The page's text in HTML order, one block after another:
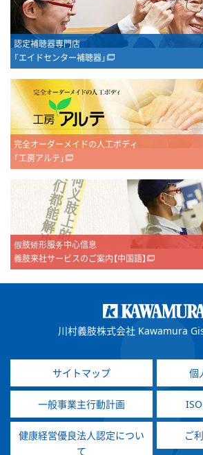
認定補聴器専門店
「エイドセンター補聴器」
完全オーダーメイドの人工ボディ
「工房アルテ」
假肢矫形服务中心信息
義肢来社サービスのご案内【中国語】
川村義肢株式会社 Kawamura
サイトマップ 個
一般事業主行動計画
健康経営優良法人認定につい
て
ご